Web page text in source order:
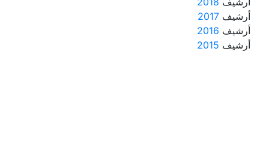
أرشيف 2017
أرشيف 2016
أرشيف 2015